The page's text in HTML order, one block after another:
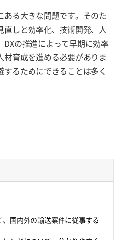
る大きな問題です。そのた
直しと効率化、技術開発、人
の推進によって早期に効率
育成を進める必要がありま
るためにできることは多く
国内外の輸送案件に従事する